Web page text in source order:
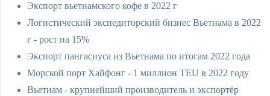
Экспорт вьетнамского кофе в 2022 г
Логистический экспедиторский бизнес Вьетнама в 2022
г - рост на 15%
Экспорт пангасиуса из Вьетнама по итогам 2022 года
Морской порт Хайфонг - 1 миллион TEU в 2022 году
Вьетнам - крупнейший производитель и экспортёр